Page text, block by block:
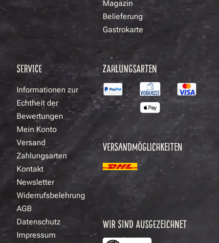
Magazin
Belieferung
Gastrokarte
SERVICE
Informationen zur
Echtheit der
Bewertungen
Mein Konto
Versand
Zahlungsarten
Kontakt
Newsletter
Widerrufsbelehrung
AGB
Datenschutz
Impressum
ZAHLUNGSARTEN
VERSANDMÖGLICHKEITEN
WIR SIND AUSGEZEICHNET